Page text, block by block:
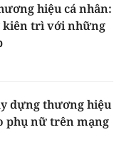
hiệu cá nhân:
kiên trì với những
dựng thương hiệu
phụ nữ trên mạng